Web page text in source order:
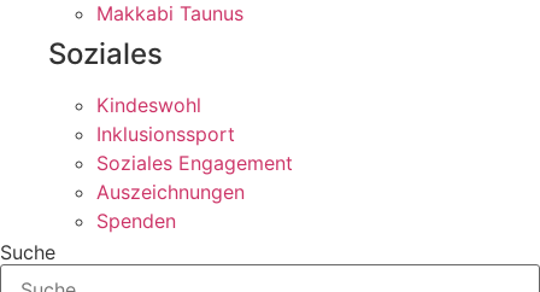
Makkabi Taunus
Soziales
Kindeswohl
Inklusionssport
Soziales Engagement
Auszeichnungen
Spenden
Suche